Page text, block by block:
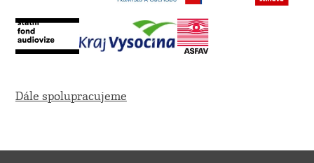
Dále spolupracujeme